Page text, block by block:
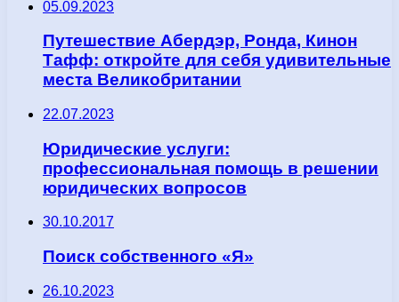
05.09.2023
Путешествие Абердэр, Ронда, Кинон
Тафф: откройте для себя удивительные
места Великобритании
22.07.2023
Юридические услуги:
профессиональная помощь в решении
юридических вопросов
30.10.2017
Поиск собственного «Я»
26.10.2023